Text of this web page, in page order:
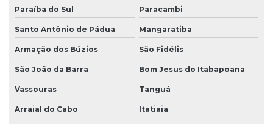
Instalação de ambulatório para canteiro de obra em pr
Instalação de canteiro de obra com almoxarifado
Instalação de canteiro de obra com alojamento
Instalação de canteiro de obra com ambulatório
Instalação de canteiro de obra com ambulatório em pr
Instalação de canteiro de obra com escritório
Paraíba do Sul Paracambi
Santo Antônio de Pádua Mangaratiba
Armação dos Búzios São Fidélis
São João da Barra Bom Jesus do Itabapoana
Vassouras Tanguá
Arraial do Cabo Itatiaia